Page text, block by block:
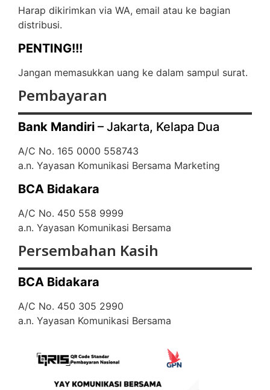
Harap dikirimkan via WA, email atau ke bagian
distribusi.
PENTING!!!
Jangan memasukkan uang ke dalam sampul surat.
Pembayaran
Bank Mandiri – Jakarta, Kelapa Dua
A/C No. 165 0000 558743
a.n. Yayasan Komunikasi Bersama Marketing
BCA Bidakara
A/C No. 450 558 9999
a.n. Yayasan Komunikasi Bersama
Persembahan Kasih
BCA Bidakara
A/C No. 450 305 2990
a.n. Yayasan Komunikasi Bersama